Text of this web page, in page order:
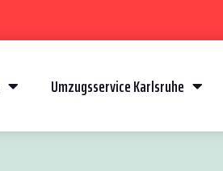
Umzugsservice Karlsruhe